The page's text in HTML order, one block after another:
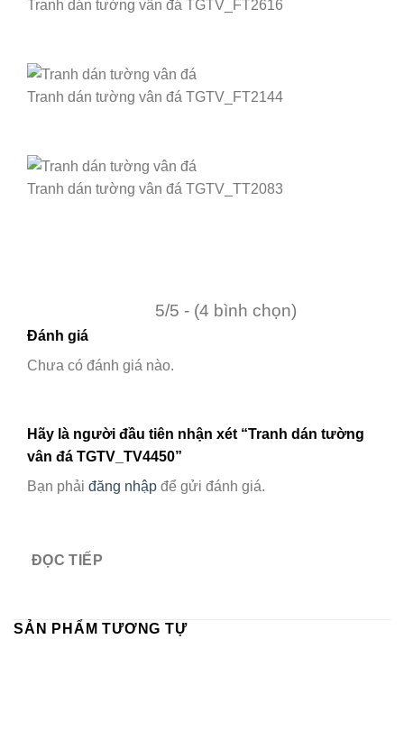
Tranh dán tường vân đá TGTV_FT2616
Tranh dán tường vân đá TGTV_FT2144
Tranh dán tường vân đá TGTV_TT2083
5/5 - (4 bình chọn)
Đánh giá
Chưa có đánh giá nào.
Hãy là người đầu tiên nhận xét “Tranh dán tường
vân đá TGTV_TV4450”
Bạn phải đăng nhập để gửi đánh giá.
ĐỌC TIẾP
SẢN PHẨM TƯƠNG TỰ